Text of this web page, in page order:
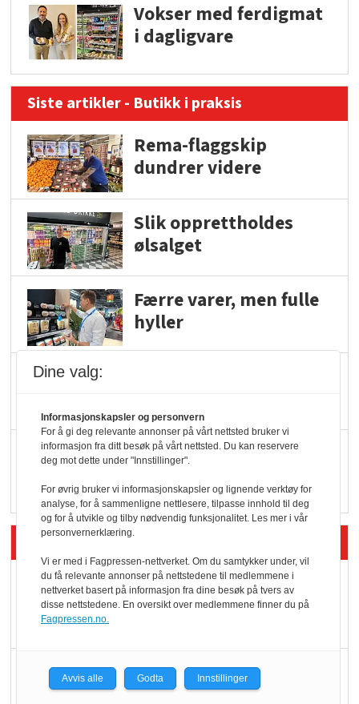
Vokser med ferdigmat
i dagligvare
Siste artikler - Butikk i praksis
Rema-flaggskip
dundrer videre
Slik opprettholdes
ølsalget
Færre varer, men fulle
hyller
Q passerte 1 milliard i
Siste artikler - Økologisk
Kolonihagens norske
yoghurt: Trues av
Marit Kolby vant
Økologisk Norge sin
Dine valg:
Informasjonskapsler og personvern
For å gi deg relevante annonser på vårt nettsted bruker vi
informasjon fra ditt besøk på vårt nettsted. Du kan reservere
deg mot dette under "Innstillinger".
For øvrig bruker vi informasjonskapsler og lignende verktøy for
analyse, for å sammenligne nettlesere, tilpasse innhold til deg
og for å utvikle og tilby nødvendig funksjonalitet. Les mer i vår
personvernerklæring.
Vi er med i Fagpressen-nettverket. Om du samtykker under, vil
du få relevante annonser på nettstedene til medlemmene i
nettverket basert på informasjon fra dine besøk på tvers av
disse nettstedene. En oversikt over medlemmene finner du på
Fagpressen.no.
Avvis alle Godta Innstillinger